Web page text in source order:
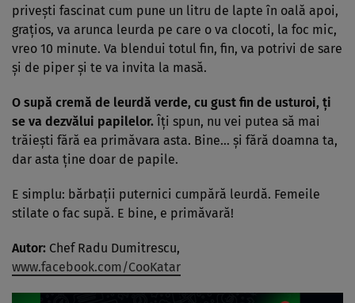
priveşti fascinat cum pune un litru de lapte în oală apoi,
graţios, va arunca leurda pe care o va clocoti, la foc mic,
vreo 10 minute. Va blendui totul fin, fin, va potrivi de sare
şi de piper şi te va invita la masă.
O supă cremă de leurdă verde, cu gust fin de usturoi, ţi
se va dezvălui papilelor. Îţi spun, nu vei putea să mai
trăieşti fără ea primăvara asta. Bine… şi fără doamna ta,
dar asta ţine doar de papile.
E simplu: bărbaţii puternici cumpără leurdă. Femeile
stilate o fac supă. E bine, e primăvară!
Autor: Chef Radu Dumitrescu,
www.facebook.com/CooKatar